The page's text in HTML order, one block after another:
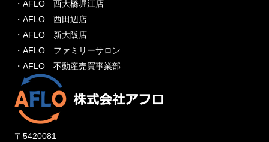
・AFLO 西大橋堀江店
・AFLO 西田辺店
・AFLO 新大阪店
・AFLO ファミリーサロン
・AFLO 不動産売買事業部
〒5420081